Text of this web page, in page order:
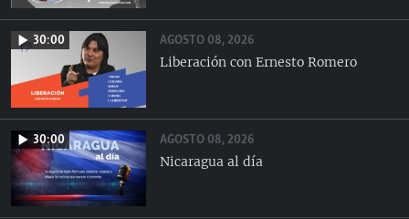
30:00
AGOSTO 08, 2026
Liberación con Ernesto Romero
30:00
AGOSTO 08, 2026
Nicaragua al día